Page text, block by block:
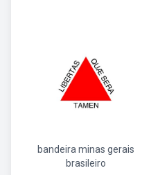
bandeira minas gerais
brasileiro